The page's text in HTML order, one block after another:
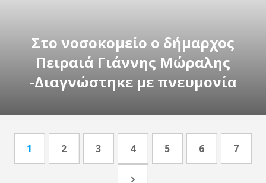
Στο νοσοκομείο ο δήμαρχος
Πειραιά Γιάννης Μώραλης
-Διαγνώστηκε με πνευμονία
1 2 3 4 5 6 7